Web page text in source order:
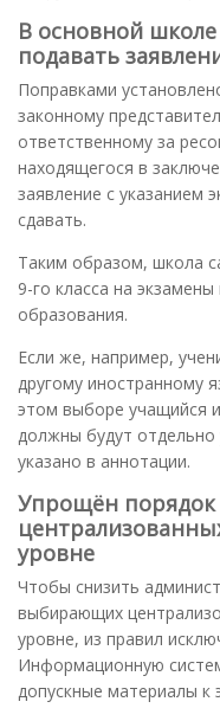
В основной
подавать
Поправками
законному
ответственному за
находящегося в
заявление с указанием
сдавать.
Таким образом, школа
9-го класса на
образования.
Если же, например,
другому иностранному
этом выборе учащийся
должны будут отдельно
указано в аннотации.
Упрощён порядок
уровне
Чтобы снизить
выбирающих
уровне, из правил
Информационную
допускные материалы к